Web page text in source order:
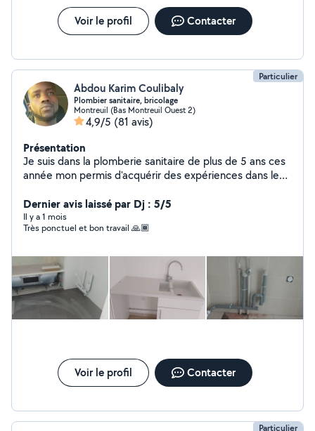
Voir le profil Contacter
Particulier
Abdou Karim Coulibaly
Plombier sanitaire, bricolage
Montreuil (Bas Montreuil Ouest 2)
4,9/5 (81 avis)
Présentation
Je suis dans la plomberie sanitaire de plus de 5 ans ces
année mon permis d'acquérir des expériences dans le
prestations
Dernier avis laissé par Dj : 5/5
Il y a 1 mois
Très ponctuel et bon travail 🙏🏾
Voir le profil Contacter
Particulier